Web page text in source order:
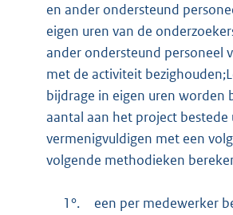
en ander ondersteund
eigen uren van de
ander ondersteund personeel
met de activiteit
bijdrage in eigen uren worden
aantal aan het project bestede
vermenigvuldigen met een
volgende methodieken
1°.
een per medewerker